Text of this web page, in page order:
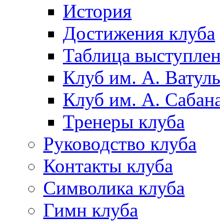
История
Достижения клуба
Таблица
Клуб им. А.
Клуб им. А.
Тренеры клуба
Руководство клуба
Контакты клуба
Символика клуба
Гимн клуба